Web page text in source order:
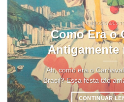
CURIOSIDADES
Como Era o
Antigamente
Ah, como era o
Brasil? Essa festa tão
CONTINUAR